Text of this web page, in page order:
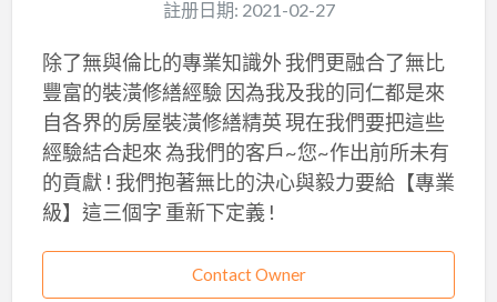
註册日期: 2021-02-27
除了無與倫比的專業知識外 我們更融合了無比
豐富的裝潢修繕經驗 因為我及我的同仁都是來
自各界的房屋裝潢修繕精英 現在我們要把這些
經驗結合起來 為我們的客戶~您~作出前所未有
的貢獻 ! 我們抱著無比的決心與毅力要給【專業
級】這三個字 重新下定義 !
Contact Owner